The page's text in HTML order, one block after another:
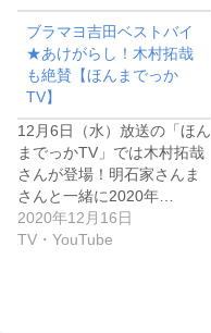
ブラマヨ吉田ベストバイ
★あけがらし！木村拓哉
も絶賛【ほんまでっか
TV】
12月6日（水）放送の「ほん
までっかTV」では木村拓哉
さんが登場！明石家さんま
さんと一緒に2020年…
2020年12月16日
TV・YouTube